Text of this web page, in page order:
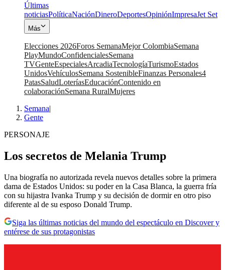
Últimas
noticiasPolíticaNaciónDineroDeportesOpiniónImpresaJet Set
Más
Elecciones 2026Foros SemanaMejor ColombiaSemana
PlayMundoConfidencialesSemana
TVGenteEspecialesArcadiaTecnologíaTurismoEstados
UnidosVehículosSemana SostenibleFinanzas Personales4
PatasSaludLoteríasEducaciónContenido en
colaboraciónSemana RuralMujeres
Semana|
Gente
PERSONAJE
Los secretos de Melania Trump
Una biografía no autorizada revela nuevos detalles sobre la primera
dama de Estados Unidos: su poder en la Casa Blanca, la guerra fría
con su hijastra Ivanka Trump y su decisión de dormir en otro piso
diferente al de su esposo Donald Trump.
Siga las últimas noticias del mundo del espectáculo en Discover y
entérese de sus protagonistas